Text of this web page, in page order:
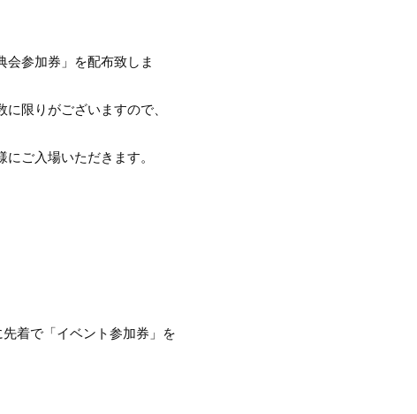
参加券」を配布致しま
限りがございますので、
ご入場いただきます。
着で「イベント参加券」を